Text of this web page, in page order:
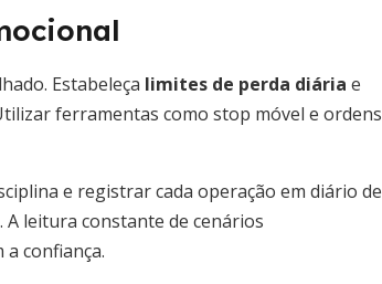
Estabeleça limites de perda diária e
ferramentas como stop móvel e ordens
e registrar cada operação em diário de
leitura constante de cenários
confiança.